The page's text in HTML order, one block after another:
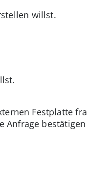
willst.
Festplatte
Anfrage